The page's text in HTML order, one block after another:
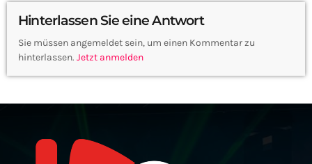
Hinterlassen Sie eine Antwort
Sie müssen angemeldet sein, um einen Kommentar zu
hinterlassen. Jetzt anmelden